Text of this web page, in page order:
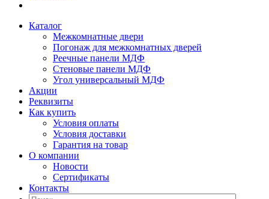
Каталог
Межкомнатные двери
Погонаж для межкомнатных дверей
Реечные панели МДФ
Стеновые панели МДФ
Угол универсальный МДФ
Акции
Реквизиты
Как купить
Условия оплаты
Условия доставки
Гарантия на товар
О компании
Новости
Сертификаты
Контакты